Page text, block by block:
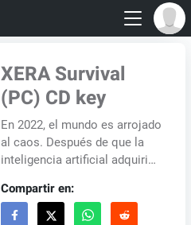
XERA Survival
(PC) CD key
En 2022, el mundo es arrojado
al caos. Después de que la
inteligencia artificial adquirió
replicarse, la humanidad
lucha...
Compartir en: